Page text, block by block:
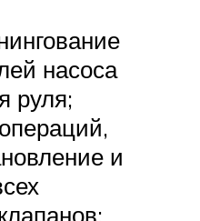
насоса
руля;
и